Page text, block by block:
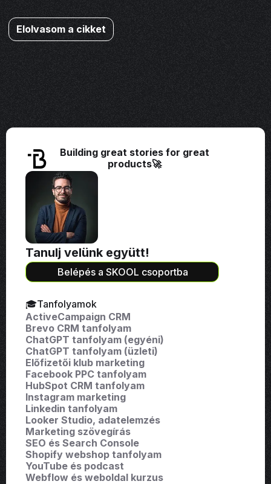
Elolvasom a cikket
Building great stories for great
products🚀
Tanulj velünk együtt!
Belépés a SKOOL csoportba
🎓Tanfolyamok
ActiveCampaign CRM
Brevo CRM tanfolyam
ChatGPT tanfolyam (egyéni)
ChatGPT tanfolyam (üzleti)
Előfizetői klub marketing
Facebook PPC tanfolyam
HubSpot CRM tanfolyam
Instagram marketing
Linkedin tanfolyam
Looker Studio, adatelemzés
Marketing szövegírás
SEO és Search Console
Shopify webshop tanfolyam
YouTube és podcast
Webflow és weboldal kurzus